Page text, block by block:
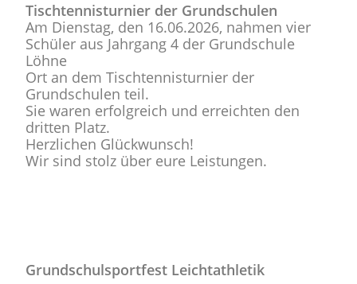
Tischtennisturnier der Grundschulen
Am Dienstag, den 16.06.2026, nahmen vier
Schüler aus Jahrgang 4 der Grundschule
Löhne
Ort an dem Tischtennisturnier der
Grundschulen teil.
Sie waren erfolgreich und erreichten den
dritten Platz.
Herzlichen Glückwunsch!
Wir sind stolz über eure Leistungen.
Grundschulsportfest Leichtathletik